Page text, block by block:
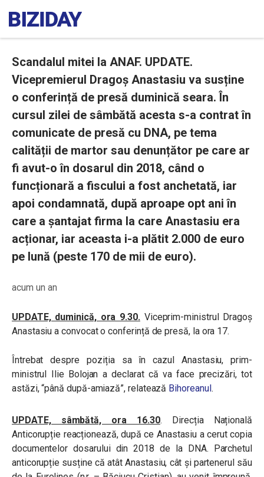
Scandalul mitei la ANAF. UPDATE.
Vicepremierul Dragoș Anastasiu va susține
o conferință de presă duminică seara. În
cursul zilei de sâmbătă acesta s-a contrat în
comunicate de presă cu DNA, pe tema
calității de martor sau denunțător pe care ar
fi avut-o în dosarul din 2018, când o
funcționară a fiscului a fost anchetată, iar
apoi condamnată, după aproape opt ani în
care a șantajat firma la care Anastasiu era
acționar, iar aceasta i-a plătit 2.000 de euro
pe lună (peste 170 de mii de euro).
acum un an
UPDATE, duminică, ora 9.30.Viceprim-ministrul Dragoș
Anastasiu a convocat o conferință de presă, la ora 17.
Întrebat despre poziția sa în cazul Anastasiu, prim-
ministrul Ilie Bolojan a declarat că va face precizări, tot
astăzi, “până după-amiază”, relatează Bihoreanul.
UPDATE, sâmbătă, ora 16.30. Direcția Națională
Anticorupție reacționează, după ce Anastasiu a cerut copia
documentelor dosarului din 2018 de la DNA. Parchetul
anticorupție susține că atât Anastasiu, cât și partenerul său